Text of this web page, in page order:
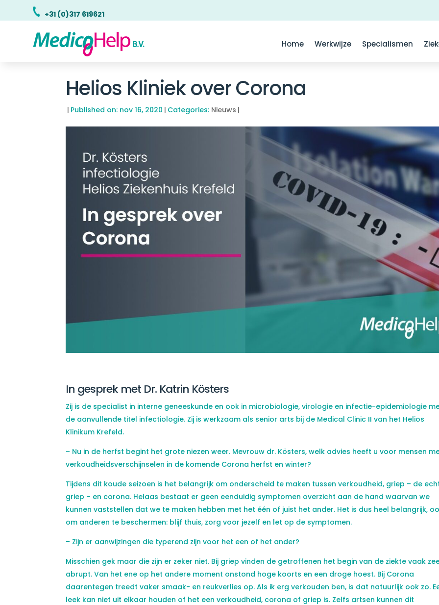
+31 (0)317 619621
Home Werkwijze Specialismen
Helios Kliniek over Corona
| Published on: nov 16, 2020 | Categories: Nieuws |
In gesprek met Dr. Katrin Kösters
Zij is de specialist in interne geneeskunde en ook in microbiologie, virologie en infectie-epidemiologie
de aanvullende titel infectiologie. Zij is werkzaam als senior arts bij de Medical Clinic II van het Helios
Klinikum Krefeld.
– Nu in de herfst begint het grote niezen weer. Mevrouw dr. Kösters, welk advies heeft u voor mensen
verkoudheidsverschijnselen in de komende Corona herfst en winter?
Tijdens dit koude seizoen is het belangrijk om onderscheid te maken tussen verkoudheid, griep – de
griep – en corona. Helaas bestaat er geen eenduidig symptomen overzicht aan de hand waarvan we
kunnen vaststellen dat we te maken hebben met het één of juist het ander. Het is dus heel belangrijk,
om anderen te beschermen: blijf thuis, zorg voor jezelf en let op de symptomen.
– Zijn er aanwijzingen die typerend zijn voor het een of het ander?
Misschien gek maar die zijn er zeker niet. Bij griep vinden de getroffenen het begin van de ziekte vaak
abrupt. Van het ene op het andere moment onstond hoge koorts en een droge hoest. Bij Corona
daarentegen treedt vaker smaak- en reukverlies op. Als ik erg verkouden ben, is dat natuurlijk ook zo.
leek kan niet uit elkaar houden of het een verkoudheid, corona of griep is. Zelfs artsen kunnen dit